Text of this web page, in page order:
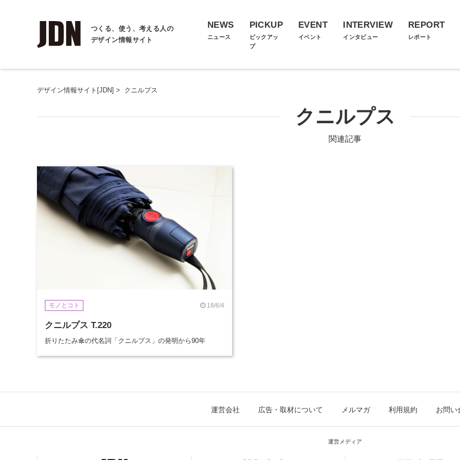
つくる、使う、考える人の
デザイン情報サイト
NEWS
ニュース
PICKUP
ピックアッ
プ
EVENT
イベント
INTERVIEW
インタビュー
REPORT
レポート
デザイン情報サイト[JDN] > クニルプス
クニルプス
関連記事
モノとコト 18/6/4
クニルプス T.220
折りたたみ傘の代名詞「クニルプス」の発明から90年
運営会社 広告・取材について メルマガ 利用規約 お問い
運営メディア